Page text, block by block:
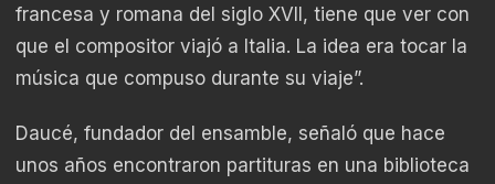
francesa y romana del siglo XVII, tiene que ver con
que el compositor viajó a Italia. La idea era tocar la
música que compuso durante su viaje”.
Daucé, fundador del ensamble, señaló que hace
unos años encontraron partituras en una biblioteca